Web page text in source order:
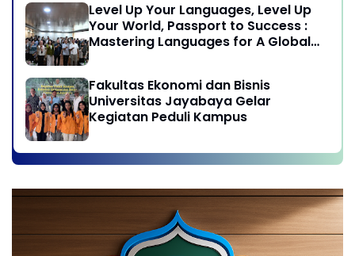
Level Up Your Languages, Level Up
Your World, Passport to Success :
Mastering Languages for A Global
Fakultas Ekonomi dan Bisnis
Universitas Jayabaya Gelar
Kegiatan Peduli Kampus